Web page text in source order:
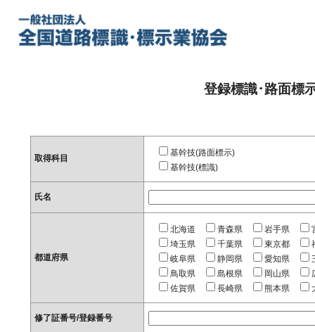
登録標識･路面標
取得科目
基幹技(路面標示)
基幹技(標識)
氏名
都道府県
北海道 青森県 岩手県
埼玉県
千葉県 東京都
岐阜県
静岡県 愛知県
鳥取県
島根県 岡山県
佐賀県
長崎県 熊本県
修了証番号/登録番号